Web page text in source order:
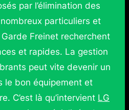
par l’élimination des
particuliers et
Freinet recherchent
et rapides. La gestion
peut vite devenir un
le bon équipement et
C’est là qu’intervient LG